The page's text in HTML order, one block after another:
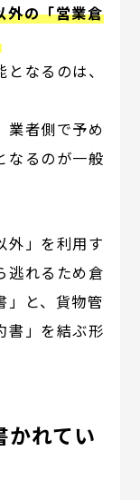
外の「営業倉
なるのは、
業者側で予め
なるのが一般
外」を利用す
逃れるため倉
」と、貨物管
書」を結ぶ形
かれてい